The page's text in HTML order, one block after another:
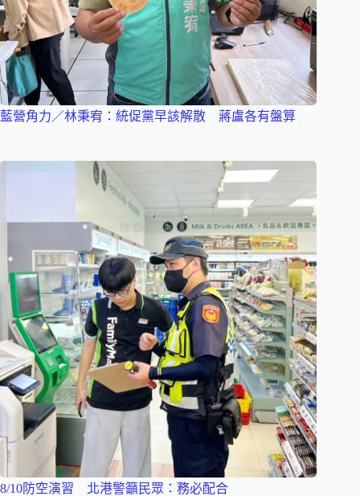
藍營角力／林秉宥：統促黨早該解散 蔣盧各有盤算
8/10防空演習 北港警籲民眾：務必配合